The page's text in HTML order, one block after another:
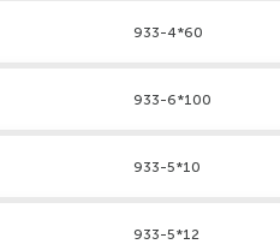
933-4*60
933-6*100
933-5*10
933-5*12